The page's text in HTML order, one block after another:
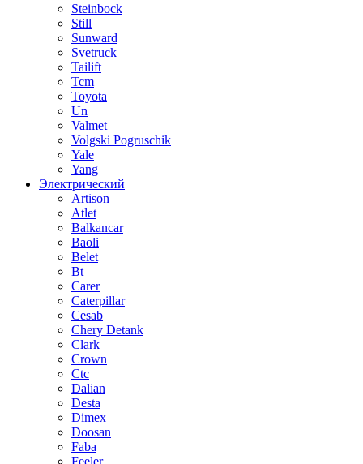
Steinbock
Still
Sunward
Svetruck
Tailift
Tcm
Toyota
Un
Valmet
Volgski Pogruschik
Yale
Yang
Электрический
Artison
Atlet
Balkancar
Baoli
Belet
Bt
Carer
Caterpillar
Cesab
Chery Detank
Clark
Crown
Ctc
Dalian
Desta
Dimex
Doosan
Faba
Feeler